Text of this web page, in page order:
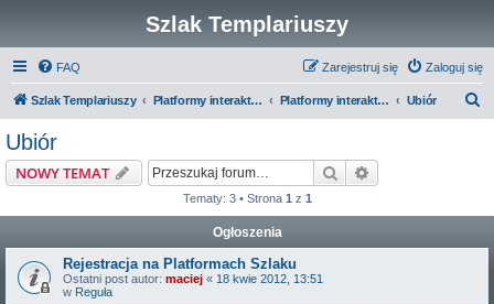
Szlak Templariuszy
FAQ Zaloguj się
Zarejestruj się
Szlak Templariuszy Platformy interaktywne Szlaku Templariuszy Platformy interaktywne - Zakon Templariuszy Ubiór
Ubiór
NOWY TEMAT Szukaj
Tematy: 3 • Strona 1 z 1
Ogłoszenia
Rejestracja na Platformach Szlaku
Ostatni post autor: maciej « 18 kwie 2012, 13:51
w Reguła